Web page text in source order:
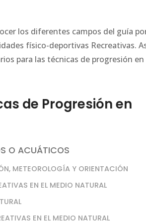
los diferentes campos del guía
físico-deportivas Recreativas.
para las técnicas de progresión en
de Progresión en
O ACUÁTICOS
METEOROLOGÍA Y ORIENTACIÓN
EN EL MEDIO NATURAL
EN EL MEDIO NATURAL